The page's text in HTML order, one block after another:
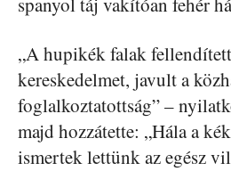
„A hupikék falak
kereskedelmet, javult a
foglalkoztatottság” –
majd hozzátette: „Hála a
ismertek lettünk az egész